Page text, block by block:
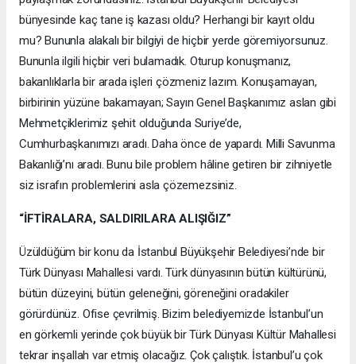
bünyesinde kaç tane iş kazası oldu? Herhangi bir kayıt oldu
mu? Bununla alakalı bir bilgiyi de hiçbir yerde göremiyorsunuz.
Bununla ilgili hiçbir veri bulamadık. Oturup konuşmanız,
bakanlıklarla bir arada işleri çözmeniz lazım. Konuşamayan,
birbirinin yüzüne bakamayan; Sayın Genel Başkanımız aslan gibi
Mehmetçiklerimiz şehit olduğunda Suriye’de,
Cumhurbaşkanımızı aradı. Daha önce de yapardı. Milli Savunma
Bakanlığı’nı aradı. Bunu bile problem hâline getiren bir zihniyetle
siz israfın problemlerini asla çözemezsiniz.
“İFTİRALARA, SALDIRILARA ALIŞIĞIZ”
Üzüldüğüm bir konu da İstanbul Büyükşehir Belediyesi’nde bir
Türk Dünyası Mahallesi vardı. Türk dünyasının bütün kültürünü,
bütün düzeyini, bütün geleneğini, göreneğini oradakiler
görürdünüz. Ofise çevrilmiş. Bizim belediyemizde İstanbul’un
en görkemli yerinde çok büyük bir Türk Dünyası Kültür Mahallesi
tekrar inşallah var etmiş olacağız. Çok çalıştık. İstanbul’u çok